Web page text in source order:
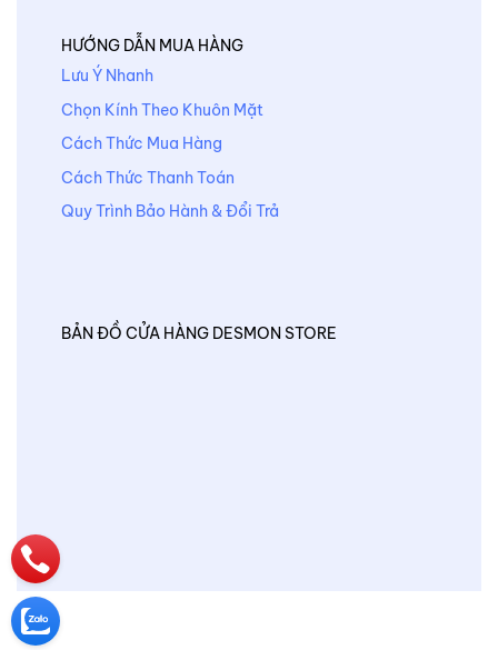
HƯỚNG DẪN MUA HÀNG
Lưu Ý Nhanh
Chọn Kính Theo Khuôn Mặt
Cách Thức Mua Hàng
Cách Thức Thanh Toán
Quy Trình Bảo Hành & Đổi Trả
BẢN ĐỒ CỬA HÀNG DESMON STORE